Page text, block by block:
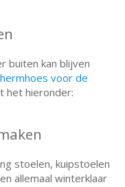
buiten kan blijven
voor de
het hieronder:
stoelen, kuipstoelen
allemaal winterklaar